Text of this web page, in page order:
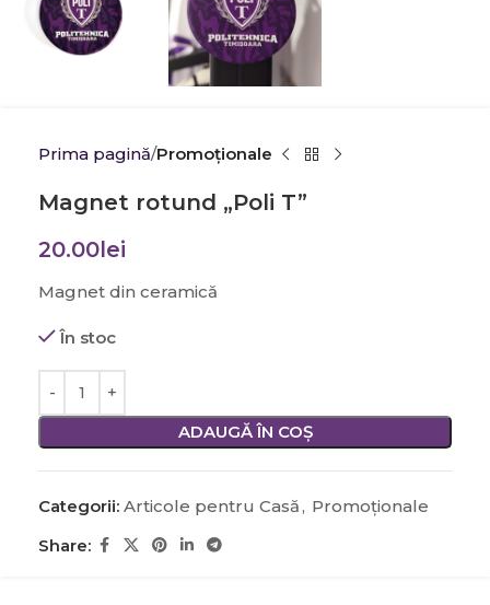
Prima pagină Promoţionale
Magnet rotund „Poli T”
20.00lei
Magnet din ceramică
În stoc
ADAUGĂ ÎN COȘ
Categorii: Articole pentru Casă, Promoţionale
Share: